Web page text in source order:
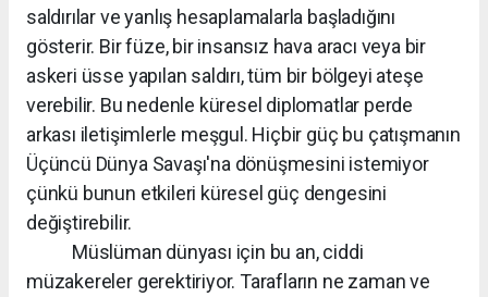
saldırılar ve yanlış hesaplamalarla başladığını
gösterir. Bir füze, bir insansız hava aracı veya bir
askeri üsse yapılan saldırı, tüm bir bölgeyi ateşe
verebilir. Bu nedenle küresel diplomatlar perde
arkası iletişimlerle meşgul. Hiçbir güç bu çatışmanın
Üçüncü Dünya Savaşı'na dönüşmesini istemiyor
çünkü bunun etkileri küresel güç dengesini
değiştirebilir.
Müslüman dünyası için bu an, ciddi
müzakereler gerektiriyor. Tarafların ne zaman ve